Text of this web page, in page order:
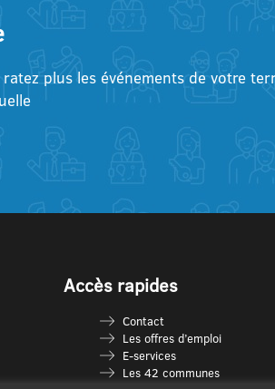
ratez plus les événements de votre
Accès rapides
Contact
Les offres d’emploi
E-services
Les 42 communes